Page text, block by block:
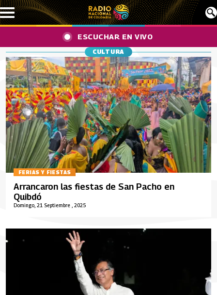
Pasar al contenido principal
ESCUCHAR EN VIVO
CULTURA
FERIAS Y FIESTAS
Domingo, 21 Septiembre , 2025
Arrancaron las fiestas de San Pacho en
Quibdó